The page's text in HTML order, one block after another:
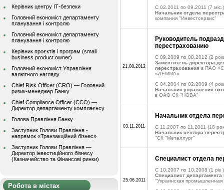
Керівник центру ІТ-безпеки
Головний економіст департаменту
планування і контролю
Головний економіст департаменту
планування і контролю
Керівник проєктів і програм (small
business product owner)
Головний економіст Управління
валютного нагляду
Chief Risk Officer (CRO) — Головний
ризик-менеджер Банку
Chief Compliance Officer (CCO) —
Директор департаменту комплаєнсу
Голова Правління Банку
Заступник Голови Правління -
напрямок «Транзакційний бізнес»
Заступник Голови Правління —
Директор інвестиційного бізнесу
(Казначейство та Фінансові ринки)
Робота в містах
C 02.2011 по 09.2011 (7 міс.)
Начальник отдела
компания "Инвестсервис"
21.08.2012
Руководитель
перестрахованию
C 09.2009 по 08.2012 (2
Заместитель директора
перестрахования в ПАО
«ЛЕММА»
C 04.2004 по 02.2009 (4
Начальник управления
в ОАО СК "НОВА"
03.11.2011
Начальник отдела
C 11.2007 по 11.2011 (18
Начальник сектора
"СК "Металлург"
25.06.2011
Специалист отдела
C 10.2007 по 10.2008 (1 рік )
Специалист департамента
"Украинская промышленная